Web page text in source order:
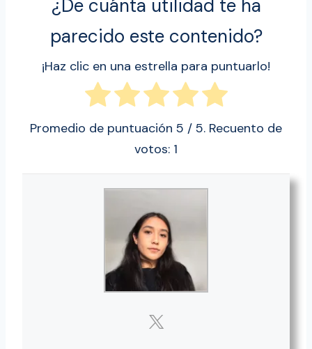
¿De cuánta utilidad te ha
parecido este contenido?
¡Haz clic en una estrella para puntuarlo!
Promedio de puntuación 5 / 5. Recuento de
votos: 1